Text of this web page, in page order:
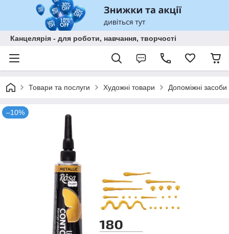
Канцелярія - для роботи, навчання, творчості
Товари та послуги Художні товари Допоміжні
–10%